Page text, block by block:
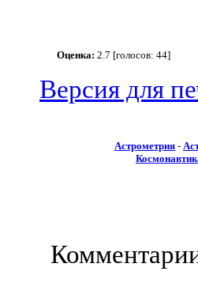
Оценка: 2.7 [голосов: 44]
Версия для
Астрометрия -